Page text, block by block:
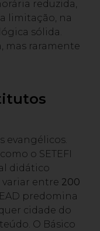
reduzida,
limitação, na
sólida.
mas raramente
evangélicos.
o SETEFI
didático
entre 200
predomina
cidade do
O Básico